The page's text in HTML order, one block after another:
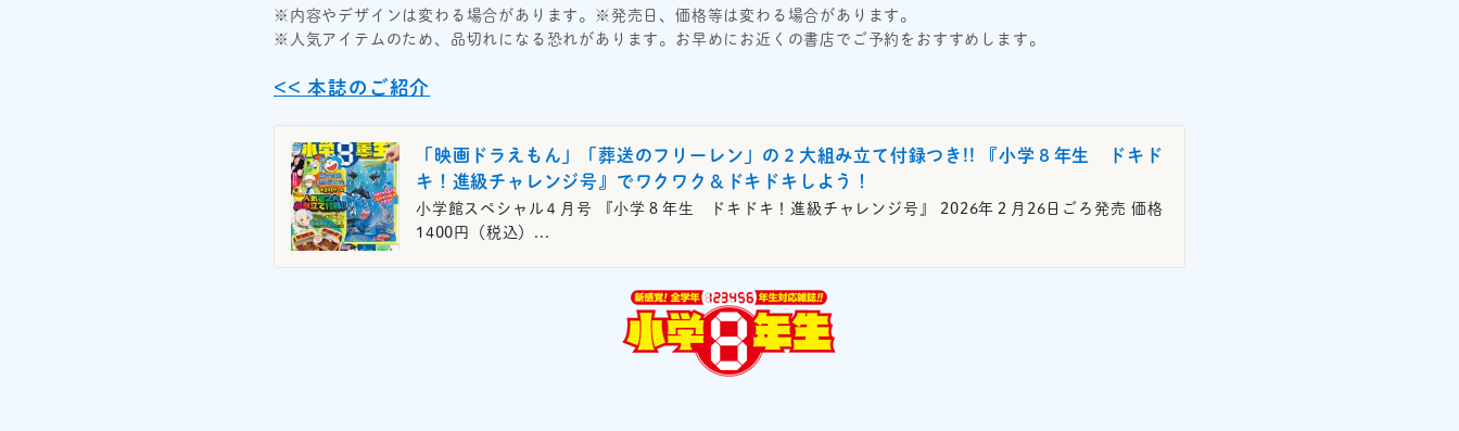
※内容やデザインは変わる場合があります。※発売日、価格等は変わる場合があります。
※人気アイテムのため、品切れになる恐れがあります。お早めにお近くの書店でご予約をおすすめします。
<< 本誌のご紹介
「映画ドラえもん」「葬送のフリーレン」の２大組み立て付録つき!! 『小学８年生 ドキド
キ！進級チャレンジ号』でワクワク＆ドキドキしよう！
小学館スペシャル４月号 『小学８年生 ドキドキ！進級チャレンジ号』 2026年２月26日ごろ発売 価格
1400円（税込）...